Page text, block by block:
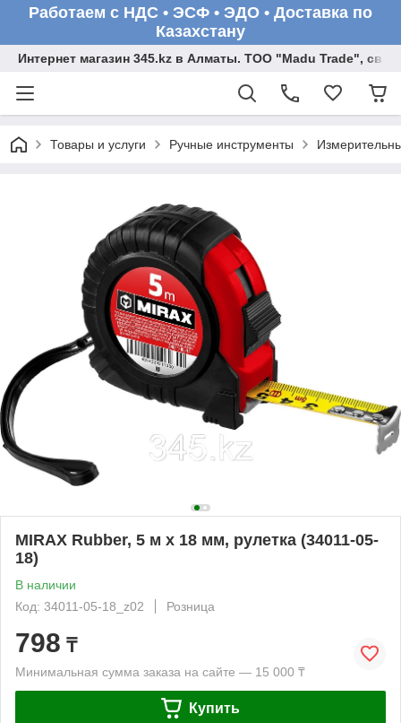
Работаем с НДС • ЭСФ • ЭДО • Доставка по
Казахстану
Интернет магазин 345.kz в Алматы. ТОО "Madu Trade",
Товары и услуги Ручные инструменты
MIRAX Rubber, 5 м х 18 мм, рулетка (34011-05-
18)
В наличии
Код: 34011-05-18_z02
Розница
798 ₸
Минимальная сумма заказа на сайте — 15 000 ₸
Купить